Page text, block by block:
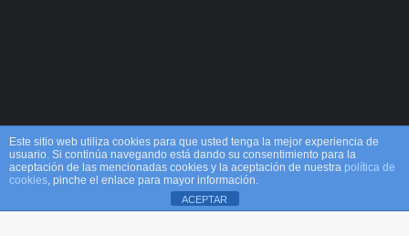
© Copyright 2026, Todos los derechos reservados M&M |
Alcalá
Facebook X WhatsApp Telegram Viber
Este sitio web utiliza cookies para que usted tenga la mejor experiencia de
usuario. Si continúa navegando está dando su consentimiento para la
aceptación de las mencionadas cookies y la aceptación de nuestra política de
cookies, pinche el enlace para mayor información.
ACEPTAR